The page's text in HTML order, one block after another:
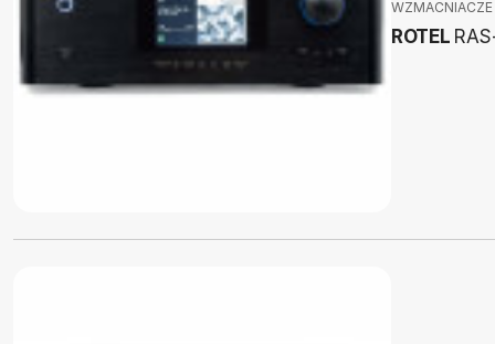
WZMACNIACZE
ROTEL